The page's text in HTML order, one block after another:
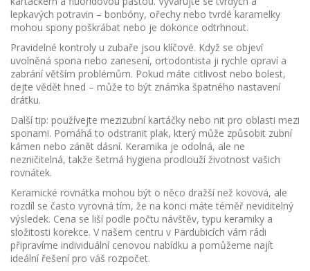
lepkavých potravin – bonbóny, ořechy nebo tvrdé karamelky
mohou spony poškrábat nebo je dokonce odtrhnout.
Pravidelné kontroly u zubaře jsou klíčové. Když se objeví
uvolněná spona nebo zanesení, ortodontista ji rychle opraví a
zabrání větším problémům. Pokud máte citlivost nebo bolest,
dejte vědět hned – může to být známka špatného nastavení
drátku.
Další tip: používejte mezizubní kartáčky nebo nit pro oblasti mezi
sponami. Pomáhá to odstranit plak, který může způsobit zubní
kámen nebo zánět dásní. Keramika je odolná, ale ne
nezničitelná, takže šetrná hygiena prodlouží životnost vašich
rovnátek.
Keramické rovnátka mohou být o něco dražší než kovová, ale
rozdíl se často vyrovná tím, že na konci máte téměř neviditelný
výsledek. Cena se liší podle počtu návštěv, typu keramiky a
složitosti korekce. V našem centru v Pardubicích vám rádi
připravíme individuální cenovou nabídku a pomůžeme najít
ideální řešení pro váš rozpočet.